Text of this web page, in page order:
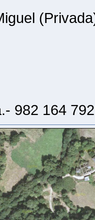
982 164 792